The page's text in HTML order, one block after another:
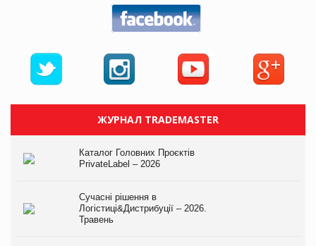
ЖУРНАЛ TRADEMASTER
Каталог Головних Проєктів
PrivateLabel – 2026
Сучасні рішення в
Логістиці&Дистрибуції – 2026.
Травень